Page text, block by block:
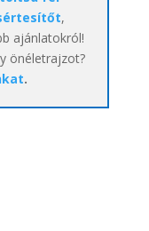
,
ajánlatokról!
önéletrajzot?
.